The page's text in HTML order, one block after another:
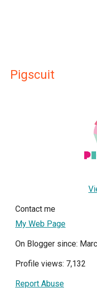
Pigscuit
Contact me
My Web Page
On Blogger since:
Profile views: 7,132
Report Abuse